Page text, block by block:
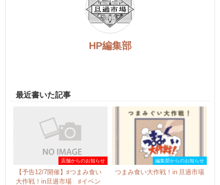
HP編集部
最近書いた記事
店舗からのお知らせ
【予告12/7開催】♯つまみ食い
大作戦！in旦過市場 ♯イベン
編集部からのお知らせ
つまみ食い大作戦！in 旦過市場